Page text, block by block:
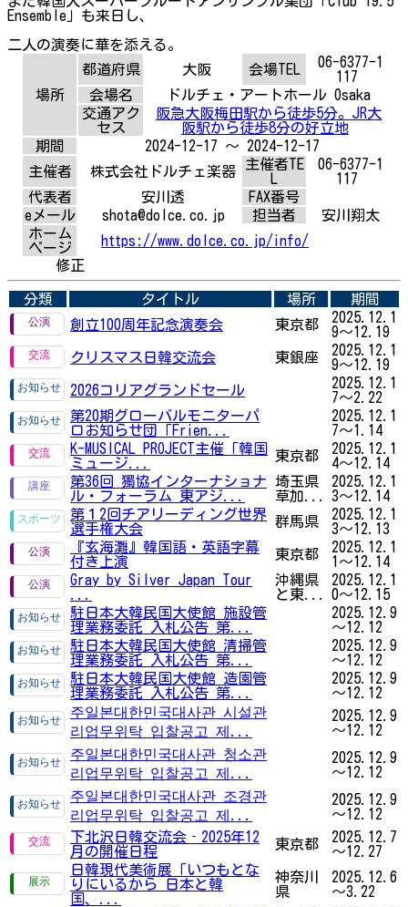
Ensemble」も来日し、
二人の演奏に華を添える。
場所
都道府県 大阪 会場TEL
06-6377-1
117
会場名
ドルチェ・アートホール Osaka
交通アク
セス
阪急大阪梅田駅から徒歩5分。JR大
阪駅から徒歩8分の好立地
期間
2024-12-17 ～ 2024-12-17
主催者
株式会社ドルチェ楽器
主催者TE
06-6377-1
117
代表者
安川透
FAX番号
eメール
shota@dolce.co.jp 担当者
安川翔太
ホーム
ページ
https://www.dolce.co.jp/info/
修正
分類 タイトル 場所
期間
創立100周年記念演奏会
東京都
2025.12.1
9～12.19
クリスマス日韓交流会
東銀座
2025.12.1
9～12.19
2026コリアグランドセール
2025.12.1
7～2.22
第20期グローバルモニターパ
ロお知らせ団「Frien...
2025.12.1
7～1.14
K-MUSICAL PROJECT主催「韓国
ミュージ...
東京都
2025.12.1
4～12.14
第36回 獨協インターナショナ
ル・フォーラム 東アジ...
埼玉県
草加...
2025.12.1
3～12.14
第１2回チアリーディング世界
選手権大会
群馬県
2025.12.1
3～12.13
『玄海灘』韓国語・英語字幕
付き上演
東京都
2025.12.1
1～12.14
Gray by Silver Japan Tour
沖縄県
と東...
2025.12.1
0～12.15
駐日本大韓民国大使館 施設管
理業務委託 入札公告 第...
2025.12.9
～12.12
駐日本大韓民国大使館 清掃管
理業務委託 入札公告 第...
2025.12.9
～12.12
駐日本大韓民国大使館 造園管
理業務委託 入札公告 第...
2025.12.9
～12.12
주일본대한민국대사관 시설관
리업무위탁 입찰공고 제...
2025.12.9
～12.12
주일본대한민국대사관 청소관
리업무위탁 입찰공고 제...
2025.12.9
～12.12
주일본대한민국대사관 조경관
리업무위탁 입찰공고 제...
2025.12.9
～12.12
下北沢日韓交流会‐2025年12
月の開催日程
東京都
2025.12.7
～12.27
日韓現代美術展「いつもとな
りにいるから 日本と韓
国、...
神奈川
県
2025.12.6
～3.22